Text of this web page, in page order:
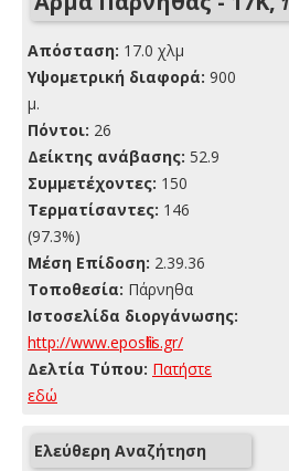
Απόσταση: 17.0 χλμ
Yψομετρική διαφορά: 900
μ.
Πόντοι: 26
Δείκτης ανάβασης: 52.9
Συμμετέχοντες: 150
Τερματίσαντες: 146
(97.3%)
Μέση Επίδοση: 2.39.36
Τοποθεσία: Πάρνηθα
Ιστοσελίδα διοργάνωσης:
http://www.eposfilis.gr/
Δελτία Τύπου: Πατήστε
εδώ
Ελεύθερη Αναζήτηση